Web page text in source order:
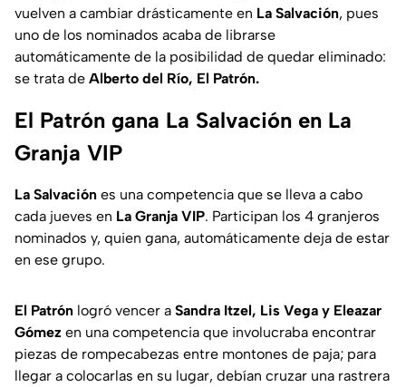
vuelven a cambiar drásticamente en La Salvación, pues
uno de los nominados acaba de librarse
automáticamente de la posibilidad de quedar eliminado:
se trata de Alberto del Río, El Patrón.
El Patrón gana La Salvación en La
Granja VIP
La Salvación es una competencia que se lleva a cabo
cada jueves en La Granja VIP. Participan los 4 granjeros
nominados y, quien gana, automáticamente deja de estar
en ese grupo.
El Patrón logró vencer a Sandra Itzel, Lis Vega y Eleazar
Gómez en una competencia que involucraba encontrar
piezas de rompecabezas entre montones de paja; para
llegar a colocarlas en su lugar, debían cruzar una rastrera